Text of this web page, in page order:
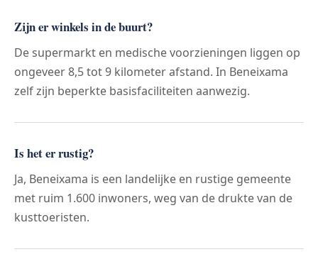
Zijn er winkels in de buurt?
De supermarkt en medische voorzieningen liggen op
ongeveer 8,5 tot 9 kilometer afstand. In Beneixama
zelf zijn beperkte basisfaciliteiten aanwezig.
Is het er rustig?
Ja, Beneixama is een landelijke en rustige gemeente
met ruim 1.600 inwoners, weg van de drukte van de
kusttoeristen.